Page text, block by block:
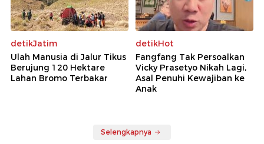
detikJatim
Ulah Manusia di Jalur Tikus
Berujung 120 Hektare
Lahan Bromo Terbakar
detikHot
Fangfang Tak Persoalkan
Vicky Prasetyo Nikah Lagi,
Asal Penuhi Kewajiban ke
Anak
Selengkapnya